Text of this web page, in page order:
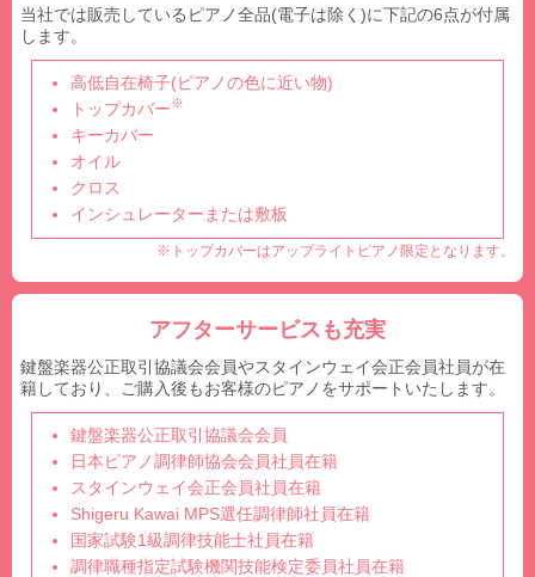
当社では販売しているピアノ全品(電子は除く)に下記の6点が付属
します。
高低自在椅子(ピアノの色に近い物)
トップカバー※
キーカバー
オイル
クロス
インシュレーターまたは敷板
※トップカバーはアップライトピアノ限定となります。
アフターサービスも充実
鍵盤楽器公正取引協議会会員やスタインウェイ会正会員社員が在
籍しており、ご購入後もお客様のピアノをサポートいたします。
鍵盤楽器公正取引協議会会員
日本ピアノ調律師協会会員社員在籍
スタインウェイ会正会員社員在籍
Shigeru Kawai MPS選任調律師社員在籍
国家試験1級調律技能士社員在籍
調律職種指定試験機関技能検定委員社員在籍